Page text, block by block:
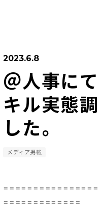
会社概要
採用情報
2023.6.8
＠人事に
キル実態
した。
メディア掲載
=============